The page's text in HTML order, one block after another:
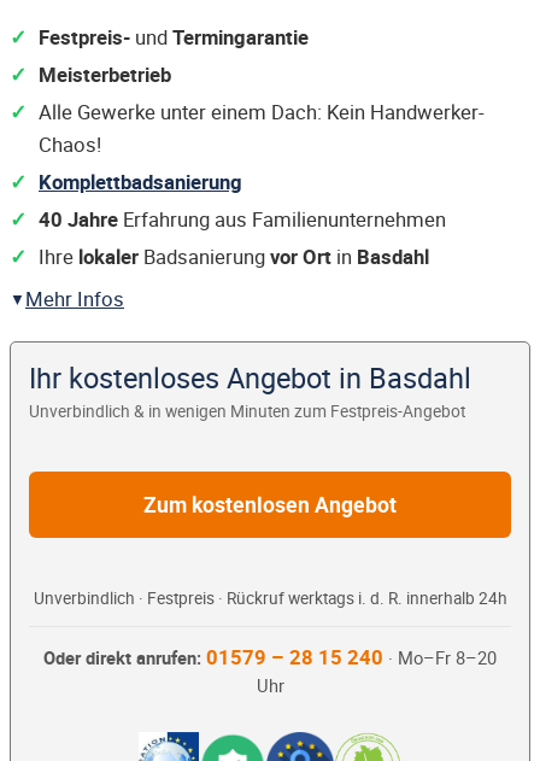
Festpreis- undTermingarantie
Meisterbetrieb
Alle Gewerke unter einem Dach: Kein Handwerker-
Chaos!
Komplettbadsanierung
40 Jahre Erfahrung aus Familienunternehmen
Ihre lokaler Badsanierungvor Ort in Basdahl
Mehr Infos
Ihr kostenloses Angebot in Basdahl
Unverbindlich & in wenigen Minuten zum Festpreis-Angebot
Zum kostenlosen Angebot
Unverbindlich · Festpreis · Rückruf werktags i. d. R. innerhalb 24h
Oder direkt anrufen: 01579 – 28 15 240 · Mo–Fr 8–20
Uhr